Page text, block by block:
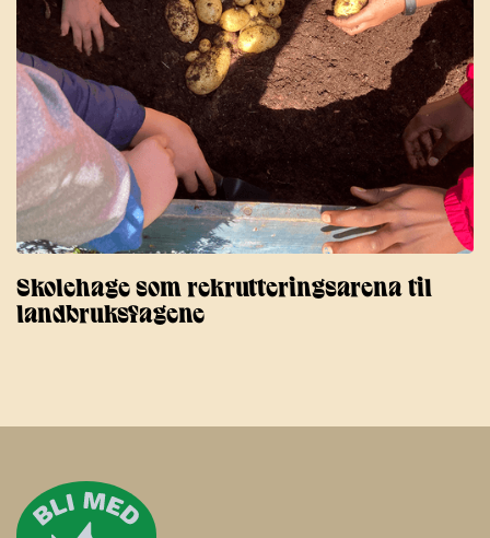
Skolehage som rekrutteringsarena til
landbruksfagene